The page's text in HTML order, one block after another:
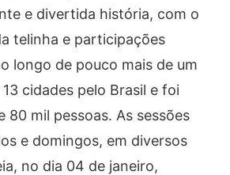
e divertida história, com o
telinha e participações
longo de pouco mais de um
cidades pelo Brasil e foi
80 mil pessoas. As sessões
e domingos, em diversos
no dia 04 de janeiro,